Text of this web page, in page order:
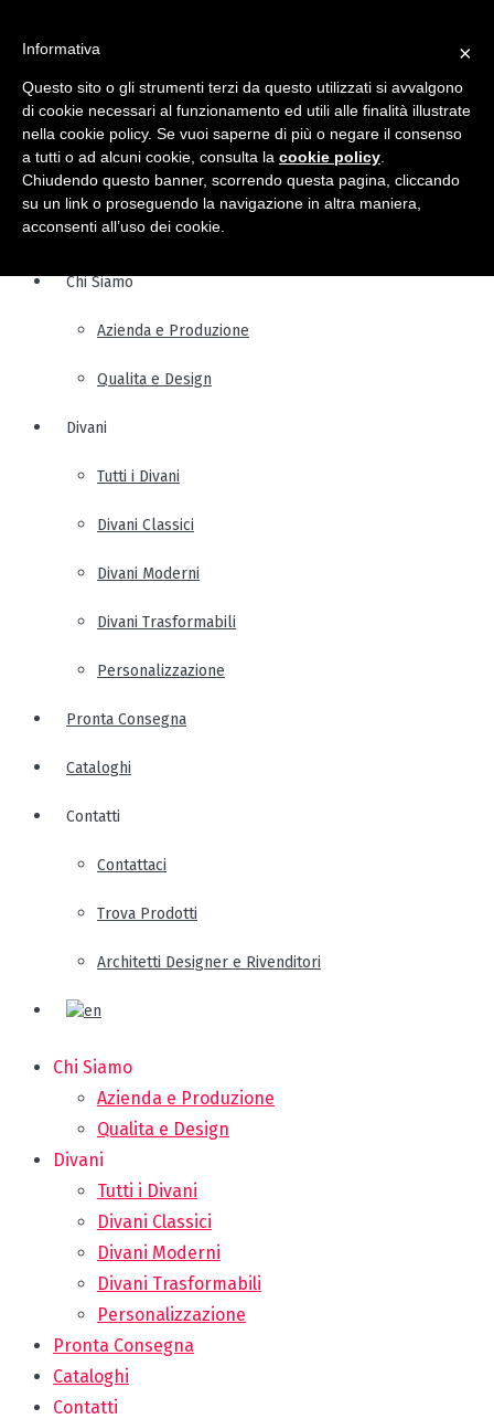
Chi Siamo
Azienda e Produzione
Qualita e Design
Divani
Tutti i Divani
Divani Classici
Divani Moderni
Divani Trasformabili
Personalizzazione
Pronta Consegna
Cataloghi
Contatti
Contattaci
Trova Prodotti
Architetti Designer e Rivenditori
Chi Siamo
Azienda e Produzione
Qualita e Design
Divani
Tutti i Divani
Divani Classici
Divani Moderni
Divani Trasformabili
Personalizzazione
Pronta Consegna
Cataloghi
Contatti
×
Informativa
Questo sito o gli strumenti terzi da questo utilizzati si avvalgono
di cookie necessari al funzionamento ed utili alle finalità illustrate
nella cookie policy. Se vuoi saperne di più o negare il consenso
a tutti o ad alcuni cookie, consulta la cookie policy
Chiudendo questo banner, scorrendo questa pagina, cliccando
su un link o proseguendo la navigazione in altra maniera,
acconsenti all’uso dei cookie.